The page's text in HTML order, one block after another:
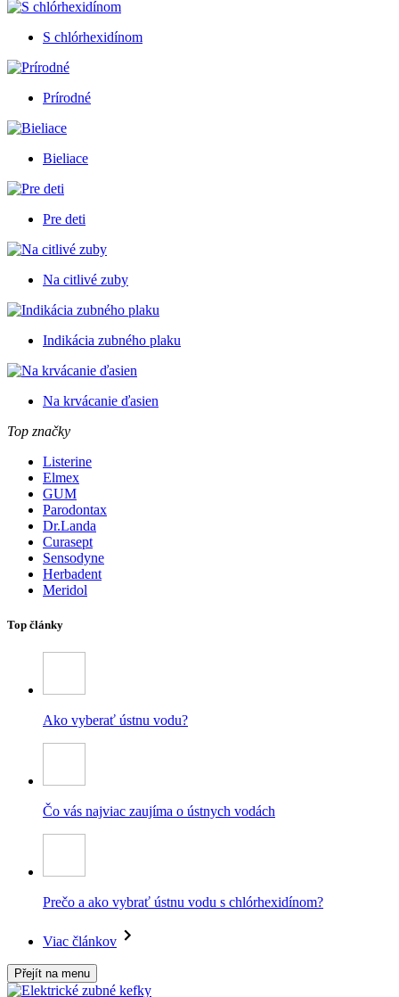
S chlórhexidínom
Prírodné
Bieliace
Pre deti
Na citlivé zuby
Indikácia zubného plaku
Na krvácanie ďasien
Top značky
Listerine
Elmex
GUM
Parodontax
Dr.Landa
Curasept
Sensodyne
Herbadent
Meridol
Top články
Ako vyberať ústnu vodu?
Čo vás najviac zaujíma o ústnych vodách
Prečo a ako vybrať ústnu vodu s chlórhexidínom?
Viac článkov
Přejít na menu